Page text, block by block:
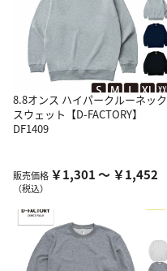
8.8オンス ハイパークルーネック
スウェット【D-FACTORY】
DF1409
販売価格 ￥1,301 ～ ￥1,452
（税込）